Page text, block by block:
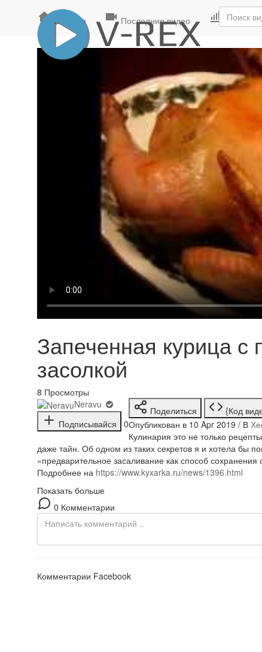
Главная Последние видео Лучшие
Запеченная курица с
засолкой
8 Просмотры
Neravu
Подписывайся
0
Поделиться
{Код
Опубликован в 10 Apr 2019 / В
Кулинария это не только
даже тайн. Об одном из таких секретов я и хотела бы
«предварительное засаливание как способ
Подробнее на https://www.kyxarka.ru/news/1396.html
Показать больше
0 Комментарии
Комментарии Facebook